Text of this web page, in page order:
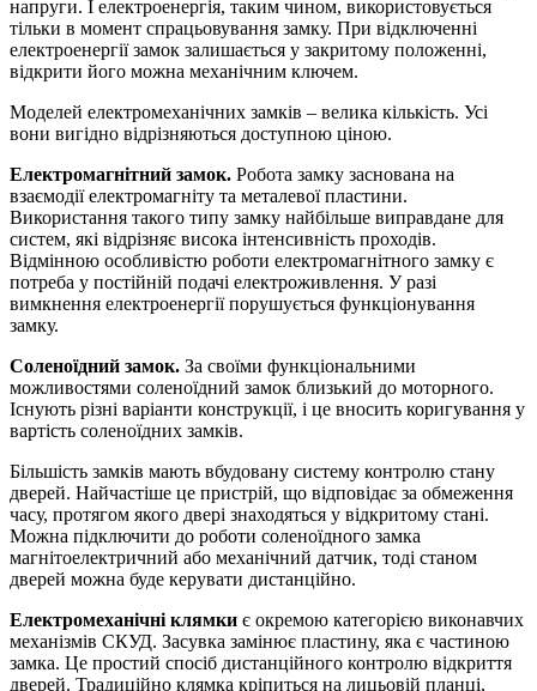
напруги. І електроенергія, таким чином, використовується
тільки в момент спрацьовування замку. При відключенні
електроенергії замок залишається у закритому положенні,
відкрити його можна механічним ключем.
Моделей електромеханічних замків – велика кількість. Усі
вони вигідно відрізняються доступною ціною.
Електромагнітний замок. Робота замку заснована на
взаємодії електромагніту та металевої пластини.
Використання такого типу замку найбільше виправдане для
систем, які відрізняє висока інтенсивність проходів.
Відмінною особливістю роботи електромагнітного замку є
потреба у постійній подачі електроживлення. У разі
вимкнення електроенергії порушується функціонування
замку.
Соленоїдний замок. За своїми функціональними
можливостями соленоїдний замок близький до моторного.
Існують різні варіанти конструкції, і це вносить коригування у
вартість соленоїдних замків.
Більшість замків мають вбудовану систему контролю стану
дверей. Найчастіше це пристрій, що відповідає за обмеження
часу, протягом якого двері знаходяться у відкритому стані.
Можна підключити до роботи соленоїдного замка
магнітоелектричний або механічний датчик, тоді станом
дверей можна буде керувати дистанційно.
Електромеханічні клямки є окремою категорією виконавчих
механізмів СКУД. Засувка замінює пластину, яка є частиною
замка. Це простий спосіб дистанційного контролю відкриття
дверей. Традиційно клямка кріпиться на лицьовій планці,